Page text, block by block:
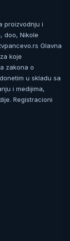
proizvodnju i
doo, Nikole
Glavna
koje
zakona o
u skladu sa
i medijima,
Registracioni